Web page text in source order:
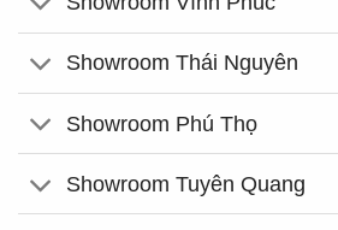
Showroom Thái Nguyên
Showroom Phú Thọ
Showroom Tuyên Quang